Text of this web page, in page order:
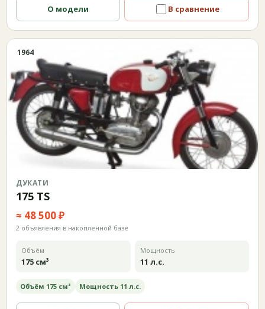
О модели В сравнение
1964
ДУКАТИ
175 TS
≈ 48 500 ₽
2 объявления в накопленной базе
Объём
175 см³
Мощность
11 л.с.
Объём 175 см³ Мощность 11 л.с.